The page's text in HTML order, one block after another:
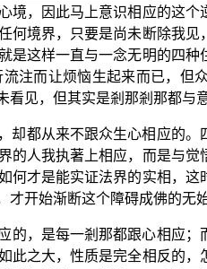
，因此马上意识相应的这
境界，只要是尚未断除我
这样一直与一念无明的四
注而让烦恼生起来而已，但
见，但其实是剎那剎那都与
都从来不跟众生心相应的。
人我执著上相应，而是与
才是能实证法界的实相，
开始渐断这个障碍成佛的无
，是每一剎那都跟心相应；
此之大，性质是完全相反的